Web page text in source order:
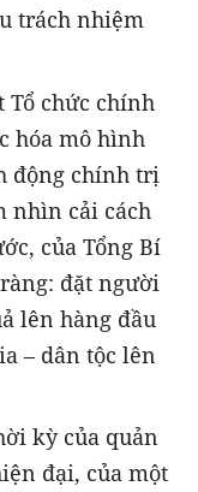
trách nhiệm
Tổ chức chính
hóa mô hình
động chính trị
nhìn cải cách
của Tổng Bí
đặt người
lên hàng đầu
– dân tộc lên
kỳ của quản
đại, của một